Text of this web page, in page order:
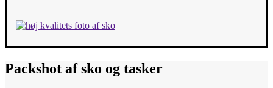
Packshot af sko og tasker